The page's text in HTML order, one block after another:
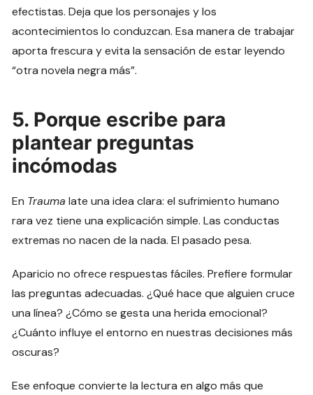
efectistas. Deja que los personajes y los
acontecimientos lo conduzcan. Esa manera de trabajar
aporta frescura y evita la sensación de estar leyendo
“otra novela negra más”.
5. Porque escribe para
plantear preguntas
incómodas
En Trauma late una idea clara: el sufrimiento humano
rara vez tiene una explicación simple. Las conductas
extremas no nacen de la nada. El pasado pesa.
Aparicio no ofrece respuestas fáciles. Prefiere formular
las preguntas adecuadas. ¿Qué hace que alguien cruce
una línea? ¿Cómo se gesta una herida emocional?
¿Cuánto influye el entorno en nuestras decisiones más
oscuras?
Ese enfoque convierte la lectura en algo más que